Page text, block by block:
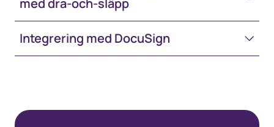
med dra-och-släpp
Integrering med DocuSign